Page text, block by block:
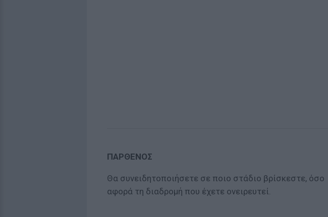
ΠΑΡΘΕΝΟΣ
Θα συνειδητοποιήσετε σε ποιο στάδιο βρίσκεστε, όσο
αφορά τη διαδρομή που έχετε ονειρευτεί.